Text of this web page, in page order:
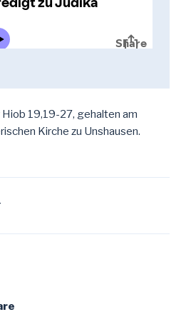
19,19-27, gehalten am
Kirche zu Unshausen.